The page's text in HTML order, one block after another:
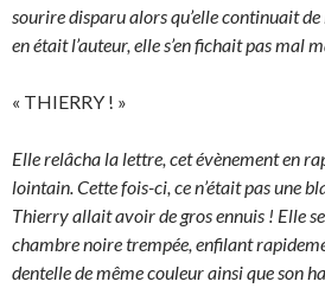
sourire disparu alors qu’elle continuait
en était l’auteur, elle s’en fichait pas mal
« THIERRY ! »
Elle relâcha la lettre, cet évènement en
lointain. Cette fois-ci, ce n’était pas une
Thierry allait avoir de gros ennuis ! Elle
chambre noire trempée, enfilant
dentelle de même couleur ainsi que son